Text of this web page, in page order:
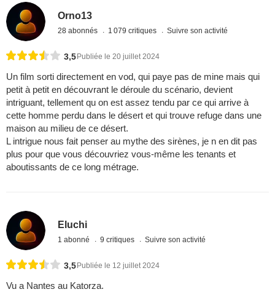
Orno13
28 abonnés 1 079 critiques Suivre son activité
3,5Publiée le 20 juillet 2024
Un film sorti directement en vod, qui paye pas de mine mais qui
petit à petit en découvrant le déroule du scénario, devient
intriguant, tellement qu on est assez tendu par ce qui arrive à
cette homme perdu dans le désert et qui trouve refuge dans une
maison au milieu de ce désert.
L intrigue nous fait penser au mythe des sirènes, je n en dit pas
plus pour que vous découvriez vous-même les tenants et
aboutissants de ce long métrage.
Eluchi
1 abonné 9 critiques Suivre son activité
3,5 Publiée le 12 juillet 2024
Vu a Nantes au Katorza.